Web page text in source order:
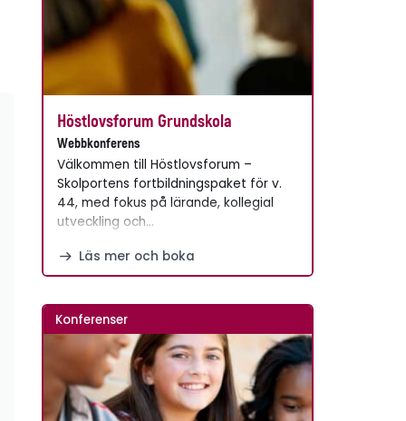
Höstlovsforum Grundskola
Webbkonferens
Välkommen till Höstlovsforum –
Skolportens fortbildningspaket för v.
44, med fokus på lärande, kollegial
utveckling och…
Läs mer och boka
Konferenser